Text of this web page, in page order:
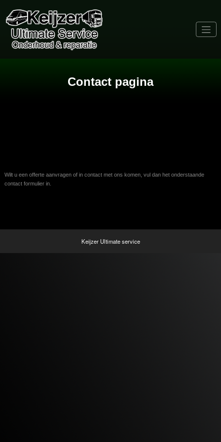
inhoud
springen
Contact pagina
Wilt u een offerte aanvragen of in contact met ons komen, vul dan het onderstaande
contact formulier in.
Keijzer Ultimate service